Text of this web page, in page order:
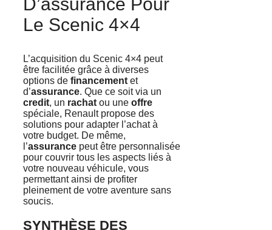
Le Scenic 4×4
L’acquisition du Scenic 4×4 peut
être facilitée grâce à diverses
options de financement et
d’assurance. Que ce soit via un
credit, un rachat ou une offre
spéciale, Renault propose des
solutions pour adapter l’achat à
votre budget. De même,
l’assurance peut être personnalisée
pour couvrir tous les aspects liés à
votre nouveau véhicule, vous
permettant ainsi de profiter
pleinement de votre aventure sans
soucis.
SYNTHÈSE DES